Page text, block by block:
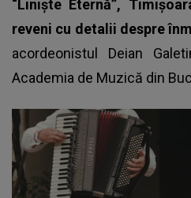
“Liniște Eternă”,
reveni cu detalii despre
acordeonistul Deian
Academia de Muzică din